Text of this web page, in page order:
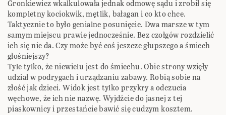
Gronkiewicz wkalkulowała jednak odmowę sądu i zrobił się
kompletny kociokwik, mętlik, bałagan i co kto chce.
Taktycznie to było genialne posunięcie. Dwa marsze w tym
samym miejscu prawie jednocześnie. Bez czołgów rozdzielić
ich się nie da. Czy może być coś jeszcze głupszego a śmiech
głośniejszy?
Tyle tylko, że niewielu jest do śmiechu. Obie strony wzięły
udział w podrygach i urządzaniu zabawy. Robią sobie na
złość jak dzieci. Widok jest tylko przykry a odczucia
węchowe, że ich nie nazwę. Wyjdźcie do jasnej z tej
piaskownicy i przestańcie bawić się cudzym kosztem.